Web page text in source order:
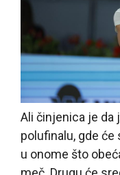
Ali činjenica je da
polufinalu, gde
u onome što